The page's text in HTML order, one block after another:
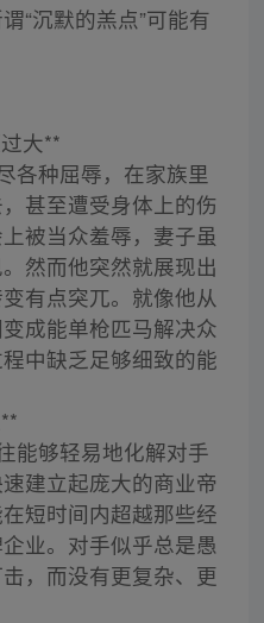
“沉默的羔点”可能有
大**
各种屈辱，在家族里
甚至遭受身体上的伤
被当众羞辱，妻子虽
然而他突然就展现出
有点突兀。就像他从
成能单枪匹马解决众
中缺乏足够细致的能
能够轻易地化解对手
建立起庞大的商业帝
短时间内超越那些经
业。对手似乎总是愚
，而没有更复杂、更